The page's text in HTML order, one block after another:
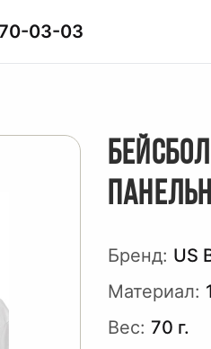
03-03
Бренд: US
Материал:
Вес: 70 г.